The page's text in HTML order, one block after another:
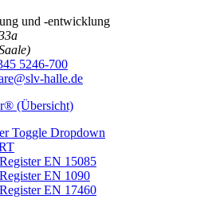
und -entwicklung
5246-700
halle.de
(Übersicht)
Toggle Dropdown
EN 15085
EN 1090
EN 17460